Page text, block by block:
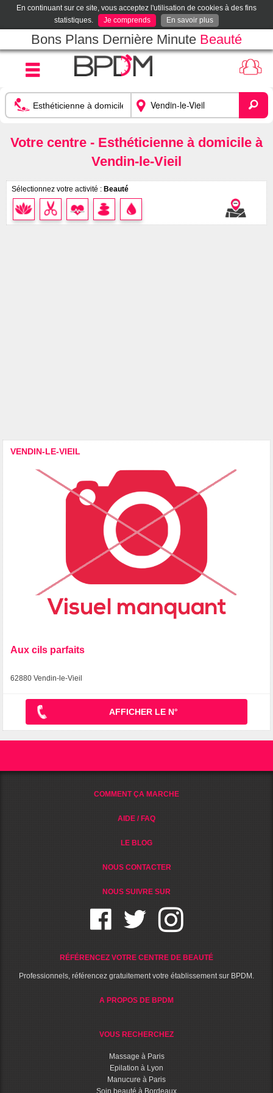
En continuant sur ce site, vous acceptez l'utilisation de cookies à des fins
statistiques.
Je comprends En savoir plus
Bons Plans Dernière Minute Beauté
Votre centre - Esthéticienne à domicile à
Vendin-le-Vieil
Sélectionnez votre activité : Beauté
VENDIN-LE-VIEIL
Aux cils parfaits
62880 Vendin-le-Vieil
AFFICHER LE N°
COMMENT ÇA MARCHE
AIDE / FAQ
LE BLOG
NOUS CONTACTER
NOUS SUIVRE SUR
RÉFÉRENCEZ VOTRE CENTRE DE BEAUTÉ
Professionnels, référencez gratuitement votre établissement sur BPDM.
A PROPOS DE BPDM
VOUS RECHERCHEZ
Massage à Paris
Epilation à Lyon
Manucure à Paris